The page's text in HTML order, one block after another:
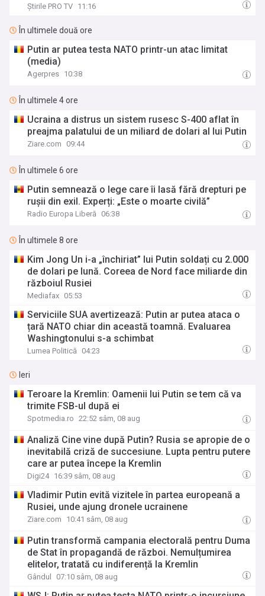
Știrile PRO TV 11:16
În ultimele două ore
Putin ar putea testa NATO printr-un atac limitat
(media)
Agerpres 10:38
În ultimele 4 ore
Ucraina a distrus un sistem rusesc S-400 aflat în
preajma palatului de un miliard de dolari al lui Putin
Ziare.com 09:44
În ultimele 6 ore
Putin semnează o lege care îi lasă fără drepturi pe
rușii din exil. Experți: „Este o moarte civilă”
Radio Europa Liberă 06:38
În ultimele 8 ore
Kim Jong Un i-a „închiriat” lui Putin soldați cu 2.000
de dolari pe lună. Coreea de Nord face miliarde din
războiul Rusiei
Mediafax 05:53
Serviciile SUA avertizează: Putin ar putea ataca o
țară NATO chiar din această toamnă. Evaluarea
Washingtonului s-a schimbat
Lumea Politică 04:23
Ieri
Teroare la Kremlin: Oamenii lui Putin se tem că va
trimite FSB-ul după ei
Spotmedia.ro 22:52 sâm, 08 aug
Analiză Cine vine după Putin? Rusia se apropie de o
inevitabilă criză de succesiune. Lupta pentru putere
care ar putea începe la Kremlin
Digi24 16:39 sâm, 08 aug
Vladimir Putin evită vizitele în partea europeană a
Rusiei, unde ajung dronele ucrainene
Ziare.com 10:41 sâm, 08 aug
Putin transformă campania electorală pentru Duma
de Stat în propagandă de război. Nemulțumirea
elitelor, tratată cu indiferență la Kremlin
Gândul 07:10 sâm, 08 aug